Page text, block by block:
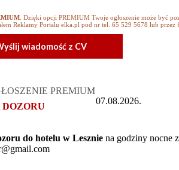
. Dzięki opcji PREMIUM Twoje ogłoszenie może być
Reklamy Portalu elka.pl pod nr tel. 65 529 5678 lub
wiadomość z CV
PREMIUM
07.08.2026.
do hotelu w Leszniena godziny nocne